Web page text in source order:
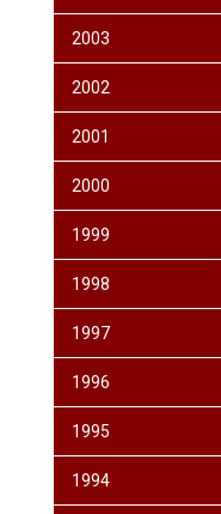
2003
2002
2001
2000
1999
1998
1997
1996
1995
1994